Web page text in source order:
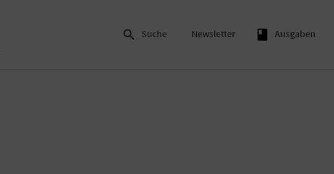
 Suche Newsletter book Ausgaben